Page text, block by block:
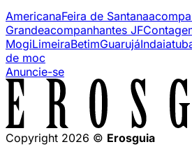
AmericanaFeira de Santana
Grandeacompanhantes JF
MogiLimeiraBetimGuarujá
de moc
Anuncie-se
Copyright 2026 © Erosguia